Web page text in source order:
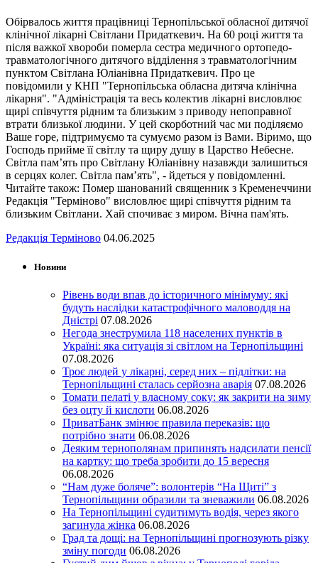
Обірвалось життя працівниці Тернопільської обласної дитячої
клінічної лікарні Світлани Придаткевич. На 60 році життя та
після важкої хвороби померла сестра медичного ортопедо-
травматологічного дитячого відділення з травматологічним
пунктом Світлана Юліанівна Придаткевич. Про це
повідомили у КНП "Тернопільська обласна дитяча клінічна
лікарня". "Адміністрація та весь колектив лікарні висловлює
щирі співчуття рідним та близьким з приводу непоправної
втрати близької людини. У цей скорботний час ми поділяємо
Ваше горе, підтримуємо та сумуємо разом із Вами. Віримо, що
Господь прийме її світлу та щиру душу в Царство Небесне.
Світла пам’ять про Світлану Юліанівну назавжди залишиться
в серцях колег. Світла пам’ять", - йдеться у повідомленні.
Читайте також: Помер шанований священник з Кременеччини
Редакція "Терміново" висловлює щирі співчуття рідним та
близьким Світлани. Хай спочиває з миром. Вічна пам'ять.
Редакція Терміново 04.06.2025
Новини
Рівень води впав до історичного мінімуму: які
будуть наслідки катастрофічного маловоддя на
Дністрі 07.08.2026
Негода знеструмила 118 населених пунктів в
Україні: яка ситуація зі світлом на Тернопільщині
07.08.2026
Троє людей у лікарні, серед них – підлітки: на
Тернопільщині сталась серйозна аварія 07.08.2026
Томати пелаті у власному соку: як закрити на зиму
без оцту й кислоти 06.08.2026
ПриватБанк змінює правила переказів: що
потрібно знати 06.08.2026
Деяким тернополянам припинять надсилати пенсії
на картку: що треба зробити до 15 вересня
06.08.2026
“Нам дуже боляче”: волонтерів “На Щиті” з
Тернопільщини образили та зневажили 06.08.2026
На Тернопільщині судитимуть водія, через якого
загинула жінка 06.08.2026
Град та дощі: на Тернопільщині прогнозують різку
зміну погоди 06.08.2026